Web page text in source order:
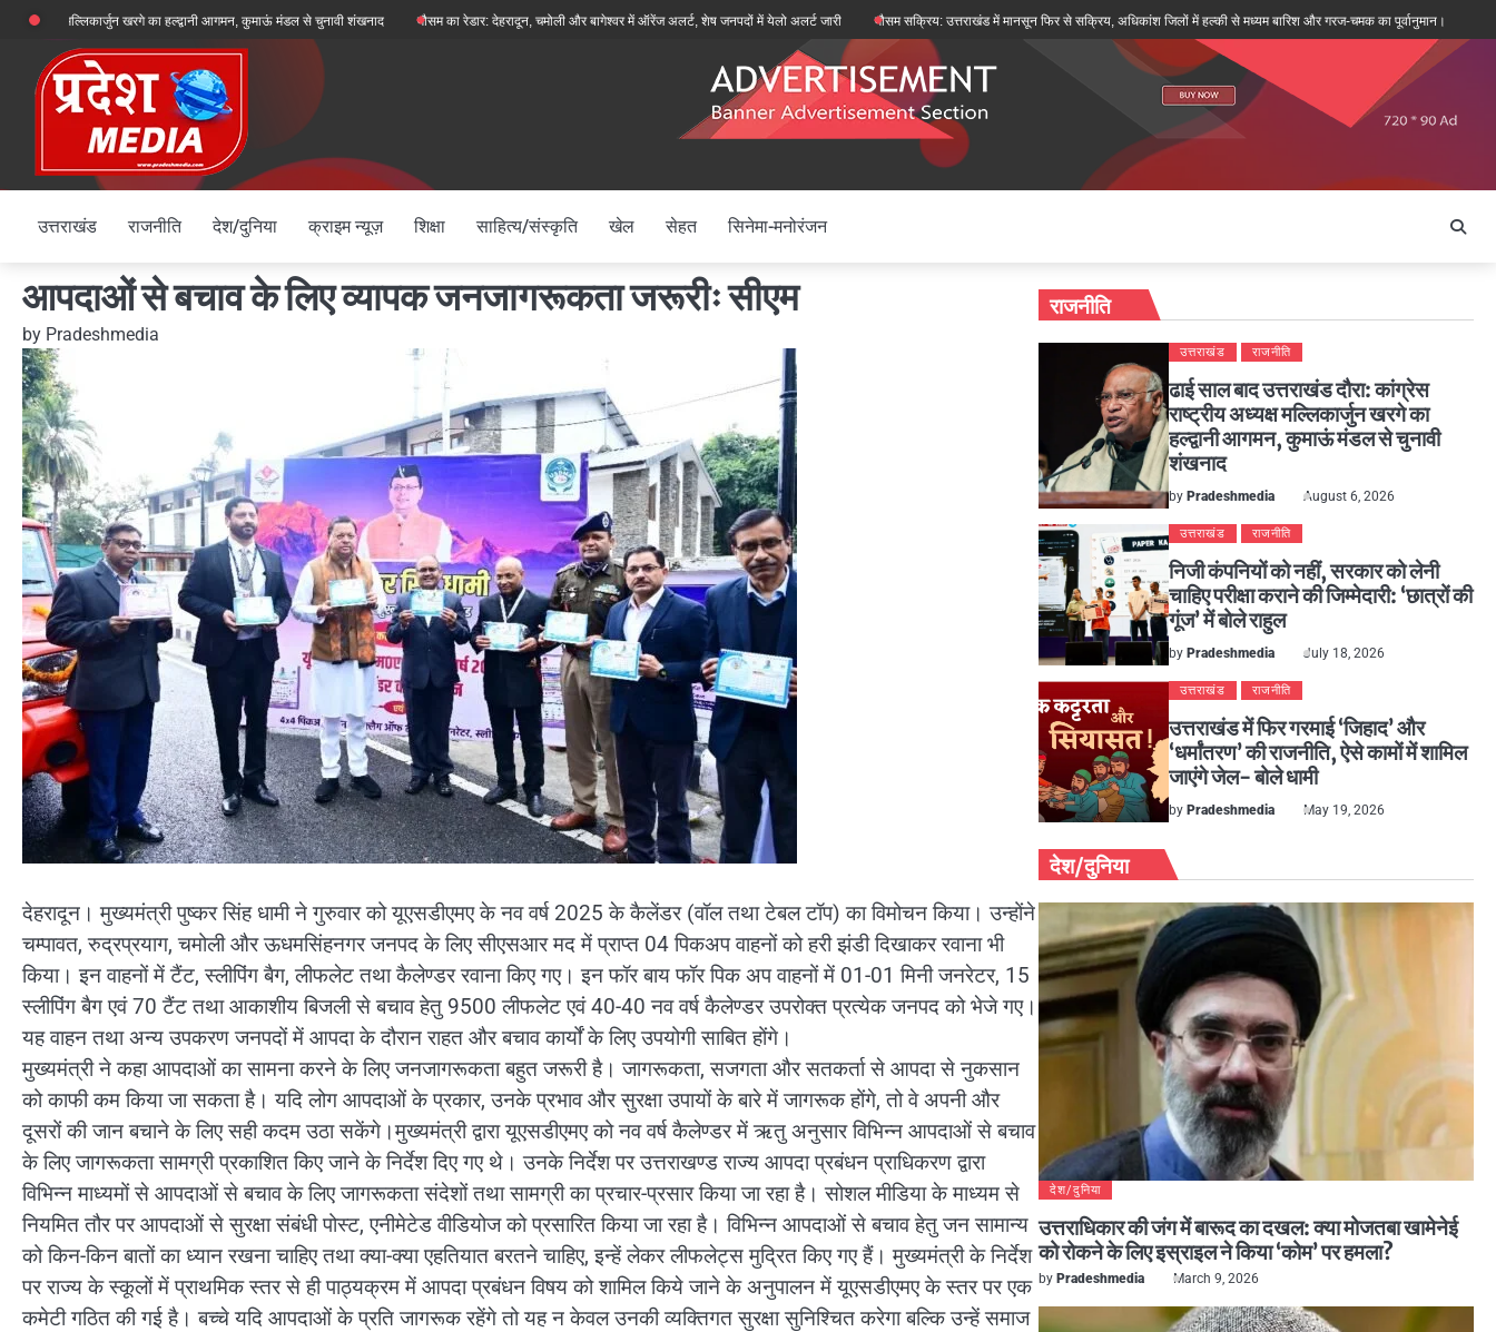
Skip
content
मल्लिकार्जुन खरगे का हल्द्वानी आगमन, कुमाऊं मंडल से चुनावी शंखनाद मौसम का रेडार: देहरादून, चमोली और बागेश्वर में ऑरेंज अलर्ट, शेष जनपदों में येलो अलर्ट जारी मौसम सक्रिय: उत्तराखंड में मानसून फिर से सक्रिय, अधिकांश जिलों में हल्की से मध्यम बारिश और गरज-चमक का पूर्वानुमान। पथरेश्वर
उत्तराखंड राजनीति देश/दुनिया क्राइम न्यूज़ शिक्षा साहित्य/संस्कृति खेल सेहत सिनेमा-मनोरंजन
आपदाओं से बचाव के लिए व्यापक जनजागरूकता जरूरीः सीएम
by Pradeshmedia
देहरादून। मुख्यमंत्री पुष्कर सिंह धामी ने गुरुवार को यूएसडीएमए के नव वर्ष 2025 के कैलेंडर (वॉल तथा टेबल टॉप) का विमोचन किया। उन्होंने
चम्पावत, रुद्रप्रयाग, चमोली और ऊधमसिंहनगर जनपद के लिए सीएसआर मद में प्राप्त 04 पिकअप वाहनों को हरी झंडी दिखाकर रवाना भी
किया। इन वाहनों में टैंट, स्लीपिंग बैग, लीफलेट तथा कैलेण्डर रवाना किए गए। इन फॉर बाय फॉर पिक अप वाहनों में 01-01 मिनी जनरेटर, 15
स्लीपिंग बैग एवं 70 टैंट तथा आकाशीय बिजली से बचाव हेतु 9500 लीफलेट एवं 40-40 नव वर्ष कैलेण्डर उपरोक्त प्रत्येक जनपद को भेजे गए।
यह वाहन तथा अन्य उपकरण जनपदों में आपदा के दौरान राहत और बचाव कार्यों के लिए उपयोगी साबित होंगे।
मुख्यमंत्री ने कहा आपदाओं का सामना करने के लिए जनजागरूकता बहुत जरूरी है। जागरूकता, सजगता और सतकर्ता से आपदा से नुकसान
को काफी कम किया जा सकता है। यदि लोग आपदाओं के प्रकार, उनके प्रभाव और सुरक्षा उपायों के बारे में जागरूक होंगे, तो वे अपनी और
दूसरों की जान बचाने के लिए सही कदम उठा सकेंगे।मुख्यमंत्री द्वारा यूएसडीएमए को नव वर्ष कैलेण्डर में ऋतु अनुसार विभिन्न आपदाओं से बचाव
के लिए जागरूकता सामग्री प्रकाशित किए जाने के निर्देश दिए गए थे। उनके निर्देश पर उत्तराखण्ड राज्य आपदा प्रबंधन प्राधिकरण द्वारा
विभिन्न माध्यमों से आपदाओं से बचाव के लिए जागरूकता संदेशों तथा सामग्री का प्रचार-प्रसार किया जा रहा है। सोशल मीडिया के माध्यम से
नियमित तौर पर आपदाओं से सुरक्षा संबंधी पोस्ट, एनीमेटेड वीडियोज को प्रसारित किया जा रहा है। विभिन्न आपदाओं से बचाव हेतु जन सामान्य
को किन-किन बातों का ध्यान रखना चाहिए तथा क्या-क्या एहतियात बरतने चाहिए, इन्हें लेकर लीफलेट्स मुद्रित किए गए हैं। मुख्यमंत्री के निर्देश
पर राज्य के स्कूलों में प्राथमिक स्तर से ही पाठ्यक्रम में आपदा प्रबंधन विषय को शामिल किये जाने के अनुपालन में यूएसडीएमए के स्तर पर एक
कमेटी गठित की गई है। बच्चे यदि आपदाओं के प्रति जागरूक रहेंगे तो यह न केवल उनकी व्यक्तिगत सुरक्षा सुनिश्चित करेगा बल्कि उन्हें समाज
राजनीति
उत्तराखंड राजनीति
ढाई साल बाद उत्तराखंड दौरा: कांग्रेस
राष्ट्रीय अध्यक्ष मल्लिकार्जुन खरगे का
हल्द्वानी आगमन, कुमाऊं मंडल से चुनावी
शंखनाद
by Pradeshmedia August 6, 2026
उत्तराखंड राजनीति
निजी कंपनियों को नहीं, सरकार को लेनी
चाहिए परीक्षा कराने की जिम्मेदारी: ‘छात्रों की
गूंज’ में बोले राहुल
by Pradeshmedia July 18, 2026
उत्तराखंड राजनीति
उत्तराखंड में फिर गरमाई ‘जिहाद’ और
‘धर्मांतरण’ की राजनीति, ऐसे कामों में शामिल
जाएंगे जेल- बोले धामी
by Pradeshmedia May 19, 2026
देश/दुनिया
देश/दुनिया
उत्तराधिकार की जंग में बारूद का दखल: क्या मोजतबा खामेनेई
को रोकने के लिए इस्राइल ने किया ‘कोम’ पर हमला?
by Pradeshmedia March 9, 2026